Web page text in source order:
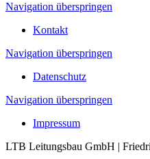
Navigation überspringen
Kontakt
Navigation überspringen
Datenschutz
Navigation überspringen
Impressum
LTB Leitungsbau GmbH |